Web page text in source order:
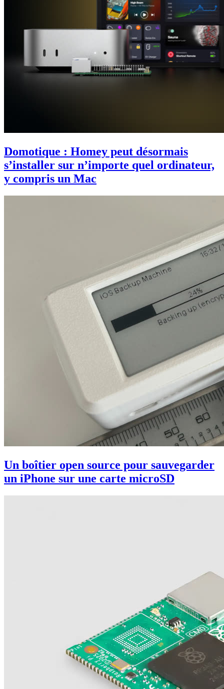
Domotique : Homey peut désormais
s’installer sur n’importe quel ordinateur,
y compris un Mac
Un boîtier open source pour sauvegarder
un iPhone sur une carte microSD